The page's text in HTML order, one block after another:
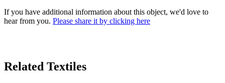
If you have additional information about this object, we'd love to
hear from you. Please share it by clicking here
Related Textiles